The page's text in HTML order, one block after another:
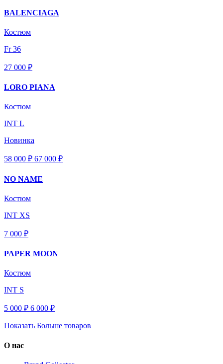
BALENCIAGA
Костюм
Fr 36
27 000 ₽
LORO PIANA
Костюм
INT L
Новинка
58 000 ₽ 67 000 ₽
NO NAME
Костюм
INT XS
7 000 ₽
PAPER MOON
Костюм
INT S
5 000 ₽ 6 000 ₽
Показать Больше товаров
О нас